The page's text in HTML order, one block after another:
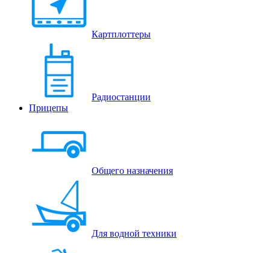
Картплоттеры
Радиостанции
Прицепы
Общего назначения
Для водной техники